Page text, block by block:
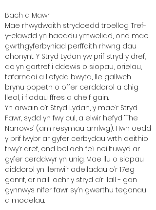
Bach a Mawr
Mae rhwydwaith strydoedd troellog Tref-
y-clawdd yn haeddu ymweliad, ond mae
gwrthgyferbyniad perffaith rhwng dau
ohonynt. Y Stryd Lydan yw prif stryd y dref,
ac yn gartref i ddewis o siopau, orielau,
tafarndai a llefydd bwyta, lle gallwch
brynu popeth o offer cerddorol a chig
lleol, i flodau ffres a chelf gain.
Yn arwain o’r Stryd Lydan, y mae’r Stryd
Fawr, sydd yn fwy cul, a elwir hefyd ‘The
Narrows’ (am resymau amlwg). Hwn oedd
y prif lwybr ar gyfer cerbydau wrth deithio
trwy’r dref, ond bellach fe’i neilltuwyd ar
gyfer cerddwyr yn unig. Mae llu o siopau
diddorol yn llenwi’r adeiladau o’r 17eg
ganrif, ar naill ochr y stryd a’r llall - gan
gynnwys nifer fawr sy’n gwerthu teganau
a modelau.